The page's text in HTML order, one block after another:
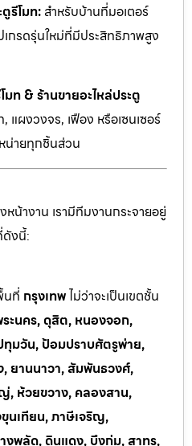
รีโมท:สำหรับบ้านที่มอเตอร์
เกรดรุ่นใหม่ที่มีประสิทธิภาพสูง
มท & ร้านขายอะไหล่ประตู
, แผงวงจร, เฟือง หรือเซนเซอร์
น่ายทุกชิ้นส่วน
หน้างาน เรามีทีมงานกระจายอยู่
งนี้:
นที่ กรุงเทพไม่ว่าจะเป็นเขตชั้น
ะนคร, ดุสิต, หนองจอก,
ทุมวัน, ป้อมปราบศัตรูพ่าย,
, ยานนาวา, สัมพันธวงศ์,
, ห้วยขวาง, คลองสาน,
นเทียน, ภาษีเจริญ,
งพลัด, ดินแดง, บึงกุ่ม, สาทร,